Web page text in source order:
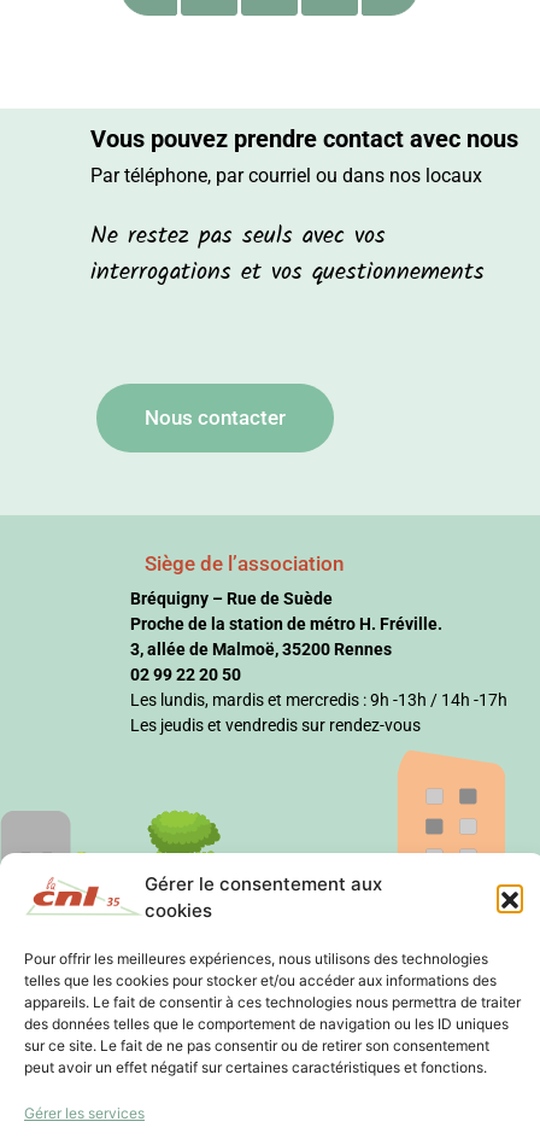
Gérer le consentement aux
cookies
Pour offrir les meilleures expériences, nous utilisons des technologies
telles que les cookies pour stocker et/ou accéder aux informations des
appareils. Le fait de consentir à ces technologies nous permettra de traiter
des données telles que le comportement de navigation ou les ID uniques
sur ce site. Le fait de ne pas consentir ou de retirer son consentement
peut avoir un effet négatif sur certaines caractéristiques et fonctions.
Gérer les services
Vous pouvez prendre contact avec nous
Par téléphone, par courriel ou dans nos locaux
Ne restez pas seuls avec vos
interrogations et vos questionnements
Nous contacter
Siège de l’association
Bréquigny – Rue de Suède
Proche de la station de métro H. Fréville.
3, allée de Malmoë, 35200 Rennes
02 99 22 20 50
Les lundis, mardis et mercredis : 9h -13h / 14h -17h
Les jeudis et vendredis sur rendez-vous